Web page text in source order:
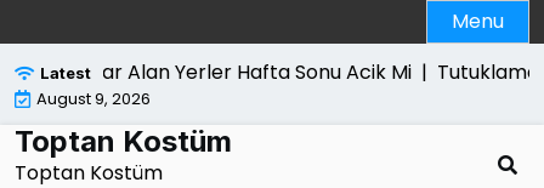
to
content
Menu
Latest
Bilgisayar Alan Yerler Hafta Sonu Acik Mi | Tutuklama
August 9, 2026
Toptan Kostüm
Toptan Kostüm